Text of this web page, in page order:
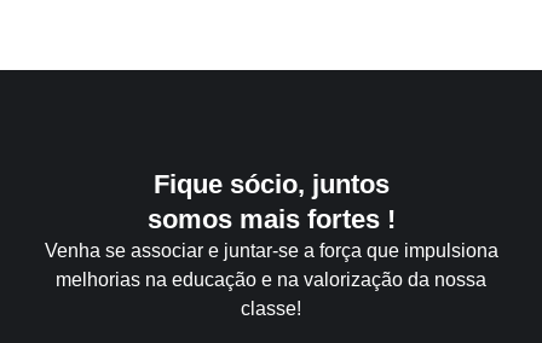
Fique sócio, juntos
somos mais fortes !
Venha se associar e juntar-se a força que impulsiona
melhorias na educação e na valorização da nossa
classe!